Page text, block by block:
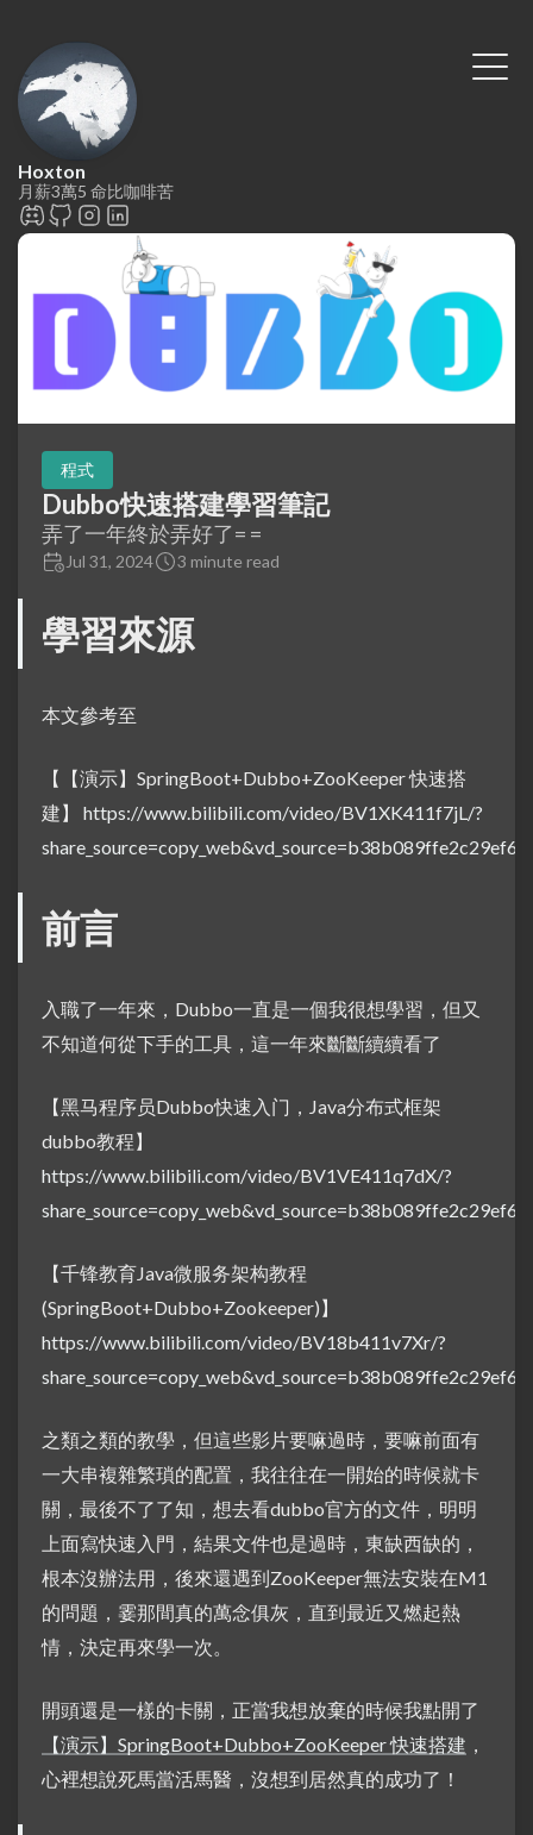
Hoxton
月薪3萬5 命比咖啡苦
程式
Dubbo快速搭建學習筆記
弄了一年終於弄好了= =
Jul 31, 2024 3 minute read
學習來源
本文參考至
【【演示】SpringBoot+Dubbo+ZooKeeper 快速搭
建】 https://www.bilibili.com/video/BV1XK411f7jL/?
前言
入職了一年來，Dubbo一直是一個我很想學習，但又
不知道何從下手的工具，這一年來斷斷續續看了
【黑马程序员Dubbo快速入门，Java分布式框架
dubbo教程】
https://www.bilibili.com/video/BV1VE411q7dX/?
【千锋教育Java微服务架构教程
(SpringBoot+Dubbo+Zookeeper)】
https://www.bilibili.com/video/BV18b411v7Xr/?
之類之類的教學，但這些影片要嘛過時，要嘛前面有
一大串複雜繁瑣的配置，我往往在一開始的時候就卡
關，最後不了了知，想去看dubbo官方的文件，明明
上面寫快速入門，結果文件也是過時，東缺西缺的，
根本沒辦法用，後來還遇到ZooKeeper無法安裝在M1
的問題，霎那間真的萬念俱灰，直到最近又燃起熱
情，決定再來學一次。
開頭還是一樣的卡關，正當我想放棄的時候我點開了
【演示】SpringBoot+Dubbo+ZooKeeper 快速搭建 ，
心裡想說死馬當活馬醫，沒想到居然真的成功了！